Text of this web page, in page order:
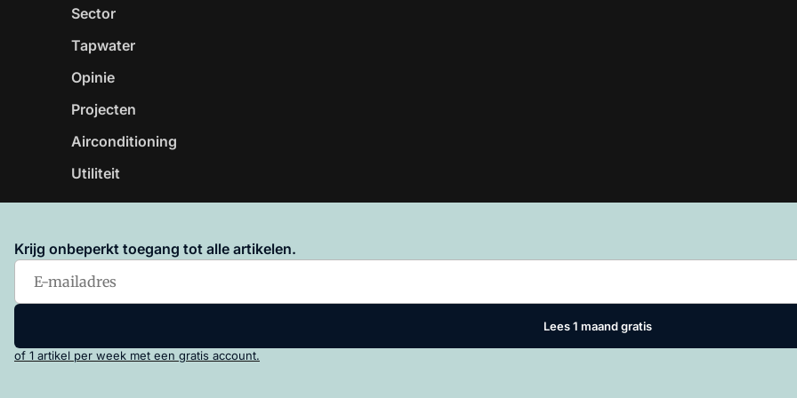
Sector
Tapwater
Opinie
Projecten
Airconditioning
Utiliteit
Vakblad Warmtepompen is onderdeel van VMN media. Lees inons manifestwaar VMN media voor staat. Op gebruik van
Algemene Voorwaarden
Krijg onbeperkt toegang tot alle artikelen.
Lees 1 maand gratis
of 1 artikel per week met een gratis account.